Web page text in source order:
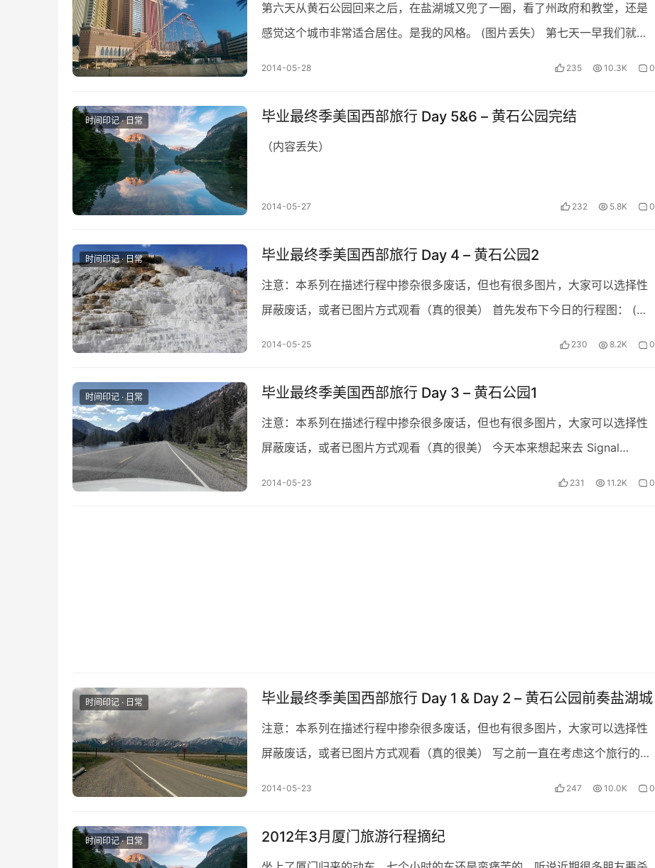
第六天从黄石公园回来之后，在盐湖城又兜了一圈，看了州政府和教堂，还是
感觉这个城市非常适合居住。是我的风格。 (图片丢失） 第七天一早我们就搭
2014-05-28 235 10.3K 0
时间印记 · 日常 毕业最终季美国西部旅行 Day 5&6 – 黄石公园完结
（内容丢失）
2014-05-27 232 5.8K 0
时间印记 · 日常 毕业最终季美国西部旅行 Day 4 – 黄石公园2
注意：本系列在描述行程中掺杂很多废话，但也有很多图片，大家可以选择性
屏蔽废话，或者已图片方式观看（真的很美） 首先发布下今日的行程图： (图
2014-05-25 230 8.2K 0
时间印记 · 日常 毕业最终季美国西部旅行 Day 3 – 黄石公园1
注意：本系列在描述行程中掺杂很多废话，但也有很多图片，大家可以选择性
屏蔽废话，或者已图片方式观看（真的很美） 今天本来想起来去 Signal
2014-05-23 231 11.2K 0
时间印记 · 日常 毕业最终季美国西部旅行 Day 1 & Day 2 – 黄石公园前奏盐湖城
注意：本系列在描述行程中掺杂很多废话，但也有很多图片，大家可以选择性
屏蔽废话，或者已图片方式观看（真的很美） 写之前一直在考虑这个旅行的名
2014-05-23 247 10.0K 0
时间印记 · 日常 2012年3月厦门旅游行程摘纪